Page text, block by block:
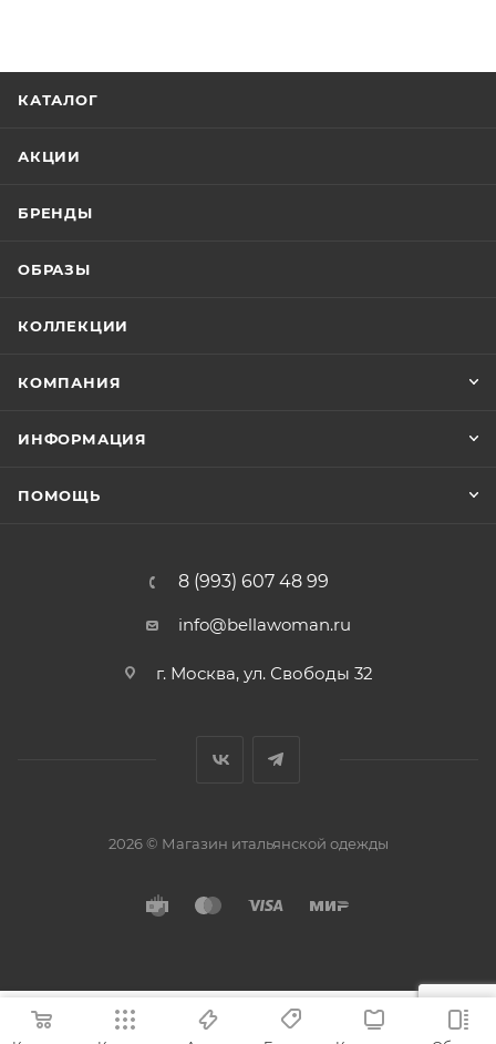
КАТАЛОГ
АКЦИИ
БРЕНДЫ
ОБРАЗЫ
КОЛЛЕКЦИИ
КОМПАНИЯ
ИНФОРМАЦИЯ
ПОМОЩЬ
8 (993) 607 48 99
info@bellawoman.ru
г. Москва, ул. Свободы 32
2026 © Магазин итальянской одежды